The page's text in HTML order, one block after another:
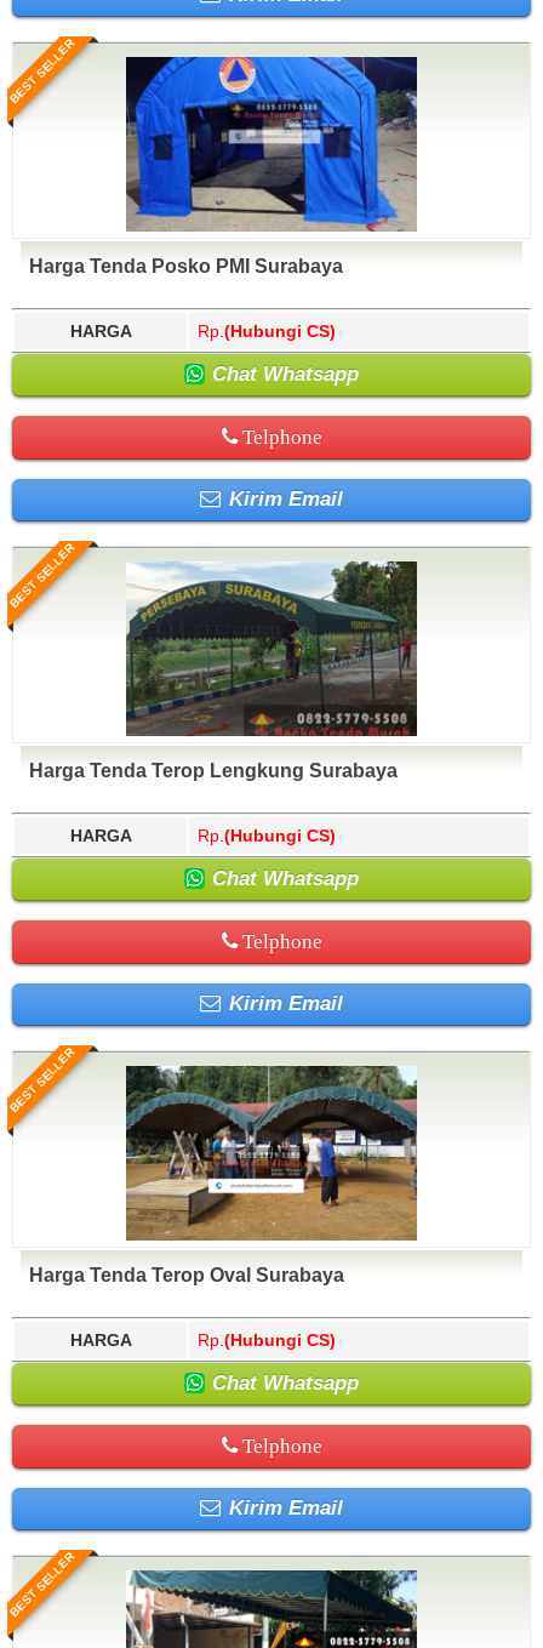
BEST SELLER
Harga Tenda Posko PMI Surabaya
HARGA Rp. (Hubungi CS)
Chat Whatsapp
Telphone
Kirim Email
BEST SELLER
Harga Tenda Terop Lengkung Surabaya
HARGA Rp. (Hubungi CS)
Chat Whatsapp
Telphone
Kirim Email
BEST SELLER
Harga Tenda Terop Oval Surabaya
HARGA Rp. (Hubungi CS)
Chat Whatsapp
Telphone
Kirim Email
BEST SELLER